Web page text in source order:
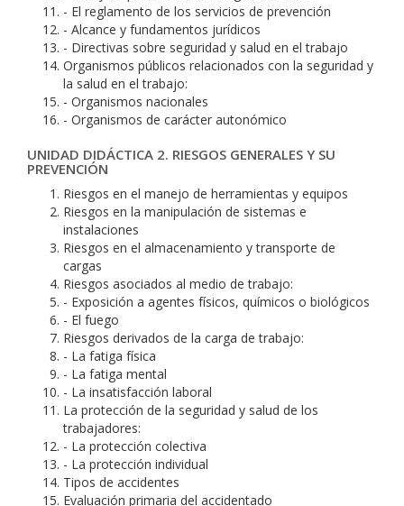
- El reglamento de los servicios de prevención
- Alcance y fundamentos jurídicos
- Directivas sobre seguridad y salud en el trabajo
Organismos públicos relacionados con la seguridad y
la salud en el trabajo:
- Organismos nacionales
- Organismos de carácter autonómico
UNIDAD DIDÁCTICA 2. RIESGOS GENERALES Y SU
PREVENCIÓN
Riesgos en el manejo de herramientas y equipos
Riesgos en la manipulación de sistemas e
instalaciones
Riesgos en el almacenamiento y transporte de
cargas
Riesgos asociados al medio de trabajo:
- Exposición a agentes físicos, químicos o biológicos
- El fuego
Riesgos derivados de la carga de trabajo:
- La fatiga física
- La fatiga mental
- La insatisfacción laboral
La protección de la seguridad y salud de los
trabajadores:
- La protección colectiva
- La protección individual
Tipos de accidentes
Evaluación primaria del accidentado